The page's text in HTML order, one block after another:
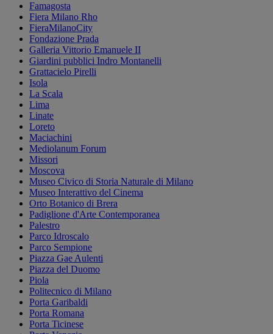
Famagosta
Fiera Milano Rho
FieraMilanoCity
Fondazione Prada
Galleria Vittorio Emanuele II
Giardini pubblici Indro Montanelli
Grattacielo Pirelli
Isola
La Scala
Lima
Linate
Loreto
Maciachini
Mediolanum Forum
Missori
Moscova
Museo Civico di Storia Naturale di Milano
Museo Interattivo del Cinema
Orto Botanico di Brera
Padiglione d'Arte Contemporanea
Palestro
Parco Idroscalo
Parco Sempione
Piazza Gae Aulenti
Piazza del Duomo
Piola
Politecnico di Milano
Porta Garibaldi
Porta Romana
Porta Ticinese